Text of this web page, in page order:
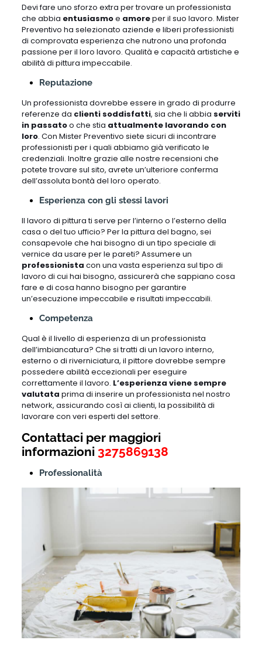
Devi fare uno sforzo extra per trovare un professionista
che abbia entusiasmoe amoreper il suo lavoro. Mister
Preventivo ha selezionato aziende e liberi professionisti
di comprovata esperienza che nutrono una profonda
passione per il loro lavoro. Qualità e capacità artistiche e
abilità di pittura impeccabile.
Reputazione
Un professionista dovrebbe essere in grado di produrre
referenze da clienti soddisfatti, sia che li abbia serviti
in passatoo che stia attualmente lavorando con
loro. Con Mister Preventivo siete sicuri di incontrare
professionisti per i quali abbiamo già verificato le
credenziali. Inoltre grazie alle nostre recensioni che
potete trovare sul sito, avrete un’ulteriore conferma
dell’assoluta bontà del loro operato.
Esperienza con gli stessi lavori
Il lavoro di pittura ti serve per l’interno o l’esterno della
casa o del tuo ufficio? Per la pittura del bagno, sei
consapevole che hai bisogno di un tipo speciale di
vernice da usare per le pareti? Assumere un
professionista con una vasta esperienza sul tipo di
lavoro di cui hai bisogno, assicurerà che sappiano cosa
fare e di cosa hanno bisogno per garantire
un’esecuzione impeccabile e risultati impeccabili.
Competenza
Qual è il livello di esperienza di un professionista
dell’imbiancatura? Che si tratti di un lavoro interno,
esterno o di riverniciatura, il pittore dovrebbe sempre
possedere abilità eccezionali per eseguire
correttamente il lavoro. L’esperienza viene sempre
valutata prima di inserire un professionista nel nostro
network, assicurando così ai clienti, la possibilità di
lavorare con veri esperti del settore.
Contattaci per maggiori
informazioni 3275869138
Professionalità